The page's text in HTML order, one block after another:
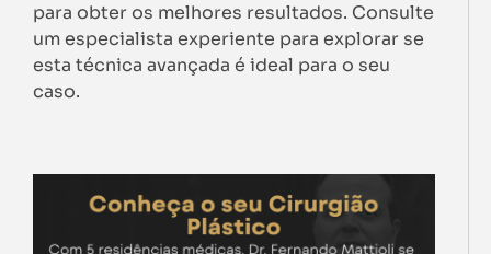
para obter os melhores resultados. Consulte
um especialista experiente para explorar se
esta técnica avançada é ideal para o seu
caso.